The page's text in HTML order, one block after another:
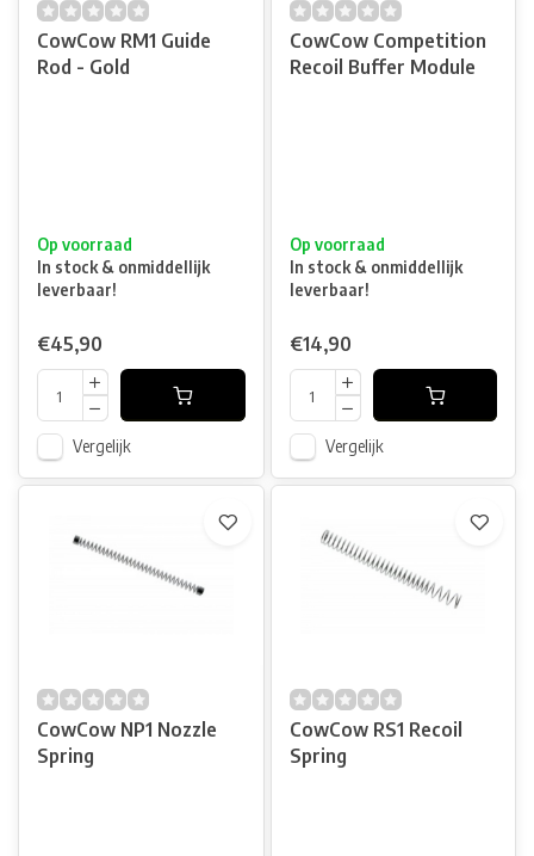
CowCow RM1 Guide
Rod - Gold
Op voorraad
In stock & onmiddellijk
leverbaar!
€45,90
Vergelijk
CowCow Competition
Recoil Buffer Module
Op voorraad
In stock & onmiddellijk
leverbaar!
€14,90
Vergelijk
CowCow NP1 Nozzle
Spring
CowCow RS1 Recoil
Spring